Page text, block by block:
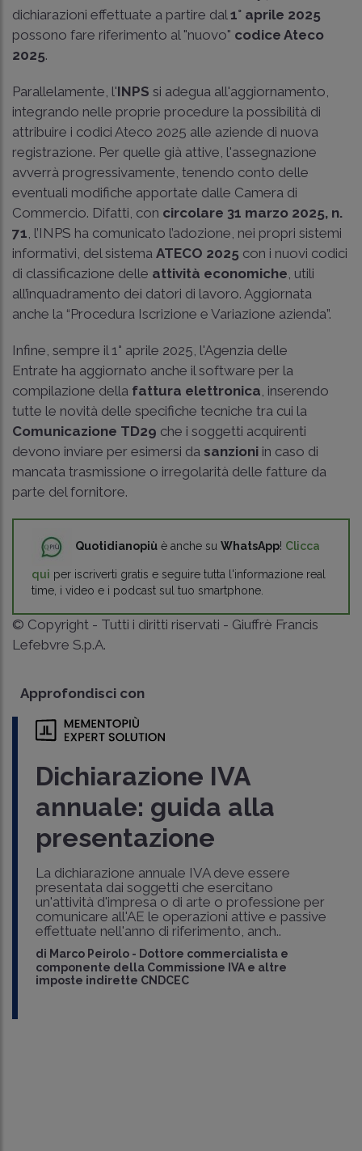
dichiarazioni effettuate a partire dal 1° aprile 2025
possono fare riferimento al "nuovo" codice Ateco
2025.
Parallelamente, l'INPS si adegua all'aggiornamento,
integrando nelle proprie procedure la possibilità di
attribuire i codici Ateco 2025 alle aziende di nuova
registrazione. Per quelle già attive, l'assegnazione
avverrà progressivamente, tenendo conto delle
eventuali modifiche apportate dalle Camera di
Commercio. Difatti, con circolare 31 marzo 2025, n.
71 , l’INPS ha comunicato l’adozione, nei propri sistemi
informativi, del sistema ATECO 2025 con i nuovi codici
di classificazione delle attività economiche , utili
all’inquadramento dei datori di lavoro. Aggiornata
anche la “Procedura Iscrizione e Variazione azienda”.
Infine, sempre il 1° aprile 2025, l'Agenzia delle
Entrate ha aggiornato anche il software per la
compilazione della fattura elettronica , inserendo
tutte le novità delle specifiche tecniche tra cui la
Comunicazione TD29 che i soggetti acquirenti
devono inviare per esimersi da sanzioni in caso di
mancata trasmissione o irregolarità delle fatture da
parte del fornitore.
Quotidianopiù è anche su WhatsApp! Clicca
qui per iscriverti gratis e seguire tutta l'informazione real
time, i video e i podcast sul tuo smartphone.
© Copyright - Tutti i diritti riservati - Giuffrè Francis
Lefebvre S.p.A.
Approfondisci con
Dichiarazione IVA
annuale: guida alla
presentazione
La dichiarazione annuale IVA deve essere
presentata dai soggetti che esercitano
un'attività d'impresa o di arte o professione per
comunicare all'AE le operazioni attive e passive
effettuate nell'anno di riferimento, anch..
di Marco Peirolo - Dottore commercialista e
componente della Commissione IVA e altre
imposte indirette CNDCEC